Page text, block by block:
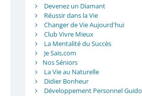
Devenez un Diamant
Réussir dans la Vie
Changer de Vie Aujourd'hui
Club Vivre Mieux
La Mentalité du Succès
Je Sais,com
Nos Séniors
La Vie au Naturelle
Didier Bonheur
Développement Personnel Guido